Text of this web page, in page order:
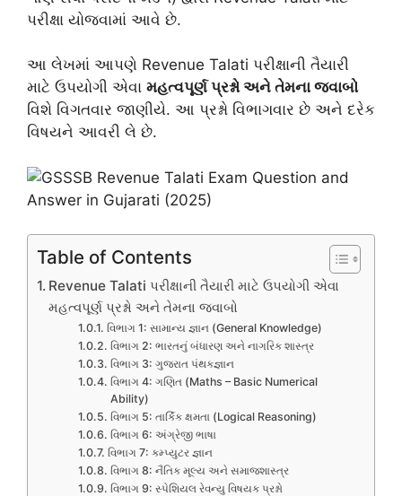
પરીક્ષા યોજવામાં આવે છે.
આ લેખમાં આપણે Revenue Talati પરીક્ષાની તૈયારી
માટે ઉપયોગી એવા મહત્વપૂર્ણ પ્રશ્નો અને તેમના જવાબો
વિશે વિગતવાર જાણીયે. આ પ્રશ્નો વિભાગવાર છે અને દરેક
વિષયને આવરી લે છે.
Table of Contents
Revenue Talati પરીક્ષાની તૈયારી માટે ઉપયોગી એવા
મહત્વપૂર્ણ પ્રશ્નો અને તેમના જવાબો
વિભાગ 1: સામાન્ય જ્ઞાન (General Knowledge)
વિભાગ 2: ભારતનું બંધારણ અને નાગરિક શાસ્ત્ર
વિભાગ 3: ગુજરાત પંથકજ્ઞાન
વિભાગ 4: ગણિત (Maths – Basic Numerical
Ability)
વિભાગ 5: તાર્કિક ક્ષમતા (Logical Reasoning)
વિભાગ 6: અંગ્રેજી ભાષા
વિભાગ 7: કમ્પ્યુટર જ્ઞાન
વિભાગ 8: નૈતિક મૂલ્ય અને સમાજશાસ્ત્ર
વિભાગ 9: સ્પેશિયલ રેવન્યુ વિષયક પ્રશ્નો